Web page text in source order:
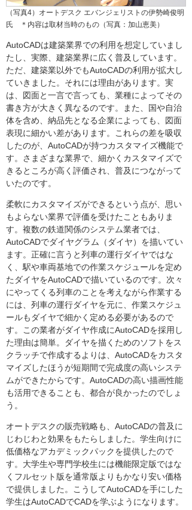
（写真4）オートデスク エバンジェリストの伊勢崎俊明
氏 ＊内容は取材当時のもの（写真：加山恵美）
AutoCADは建築業界での利用を想定していまし
たし、実際、建築業界に広く普及しています。
ただ、建築業以外でもAutoCADの利用が拡大し
ていきました。それには理由があります。実
は、図面と一言で言っても、業種によってその
書き方が大きく異なるのです。また、国や自治
体を含め、納品先となる企業によっても、図面
表現に細かい差があります。これらの差を吸収
したのが、AutoCADが持つカスタマイズ機能で
す。さまざまな業界で、細かくカスタマイズで
きるところが高く評価され、普及につながって
いたのです。
柔軟にカスタマイズができるという点が、思い
もよらない業界で評価を受けたこともありま
す。複数の鉄道関係のシステム業者では、
AutoCADでダイヤグラム（ダイヤ）を描いてい
ます。正確に言うと列車の運行ダイヤではな
く、駅や車両基地での作業スケジュールを定め
たダイヤをAutoCADで描いているのです。次々
にやってくる列車のことを考えながら作業する
には、列車の運行ダイヤを元に、作業スケジュ
ールもダイヤで細かく定める必要があるので
す。この業者がダイヤ作成にAutoCADを採用し
た理由は簡単。ダイヤを描くためのソフトをス
クラッチで作成するよりは、AutoCADをカスタ
マイズしたほうが短期間で完成度の高いシステ
ムができたからです。AutoCADの高い描画性能
も活用できることも、都合が良かったのでしょ
う。
オートデスクの販売戦略も、AutoCADの普及に
じわじわと効果をもたらしました。学生向けに
低価格なアカデミックパックを提供したので
す。大学生や専門学校生には機能限定版ではな
くフルセット版を通常版よりもかなり安い価格
で提供しました。こうしてAutoCADを手にした
学生はAutoCADでCADを学ぶようになります。